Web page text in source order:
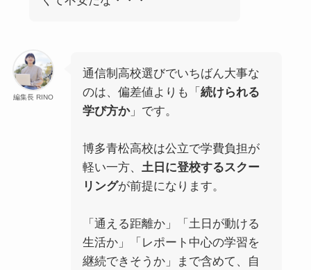
編集長 RINO
通信制高校選びでいちばん大事な
のは、偏差値よりも「 続けられる
学び方か」です。
博多青松高校は公立で学費負担が
軽い一方、 土日に登校するスクー
リングが前提になります。
「通える距離か」「土日が動ける
生活か」「レポート中心の学習を
継続できそうか」まで含めて、自